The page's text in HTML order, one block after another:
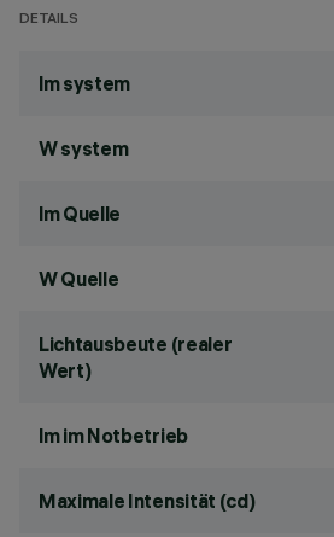
DETAILS
lm system
W system
lm Quelle
W Quelle
Lichtausbeute (realer
Wert)
lm im Notbetrieb
Maximale Intensität (cd)